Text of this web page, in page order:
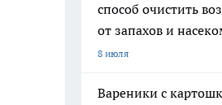
способ очистить
от запахов и
8 июля
Вареники с